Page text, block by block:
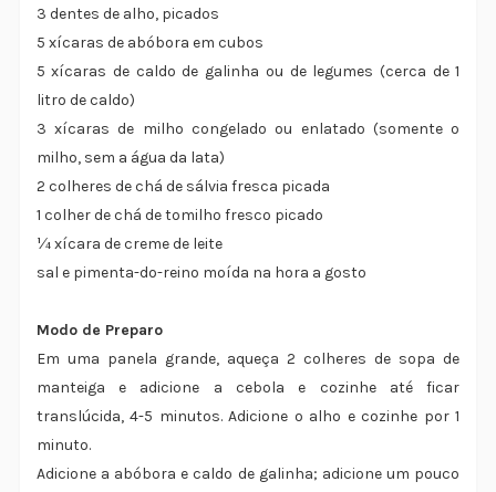
3 dentes de alho, picados
5 xícaras de abóbora em cubos
5 xícaras de caldo de galinha ou de legumes (cerca de 1
litro de caldo)
3 xícaras de milho congelado ou enlatado (somente o
milho, sem a água da lata)
2 colheres de chá de sálvia fresca picada
1 colher de chá de tomilho fresco picado
¼ xícara de creme de leite
sal e pimenta-do-reino moída na hora a gosto
Modo de Preparo
Em uma panela grande, aqueça 2 colheres de sopa de
manteiga e adicione a cebola e cozinhe até ficar
translúcida, 4-5 minutos. Adicione o alho e cozinhe por 1
minuto.
Adicione a abóbora e caldo de galinha; adicione um pouco